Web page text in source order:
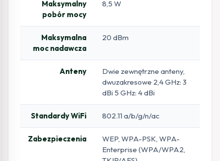
Maksymalny
pobór mocy
8,5 W
Maksymalna
moc nadawcza
20 dBm
Anteny
Dwie zewnętrzne anteny,
dwuzakresowe 2,4 GHz: 3
dBi 5 GHz: 4 dBi
Standardy WiFi 802.11 a/b/g/n/ac
Zabezpieczenia
WEP, WPA-PSK, WPA-
Enterprise (WPA/WPA2,